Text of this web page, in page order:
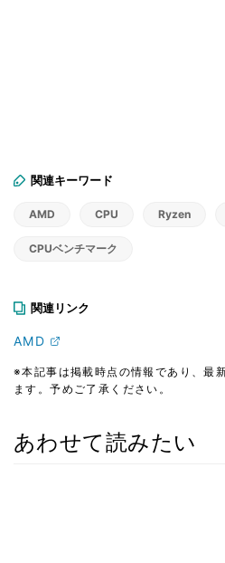
関連キーワード
AMD CPU Ryzen
CPUベンチマーク
関連リンク
AMD
※本記事は掲載時点の情報であり、最
ます。予めご了承ください。
あわせて読みたい